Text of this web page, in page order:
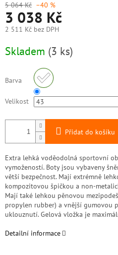
5 064 Kč –40 %
3 038 Kč
2 511 Kč bez DPH
cena:
Skladem (3 ks)
Barva
Velikost
Přidat do košíku
Extra lehká voděodolná sportovní
vymožeností. Boty jsou vybaveny
větší bezpečnost. Mají extrémně
kompozitovou špičkou a non-
Mají také lehkou pěnovou
propylen rubber) a vnější gumovou
uklouznutí. Gelová vložka je
Detailní informace